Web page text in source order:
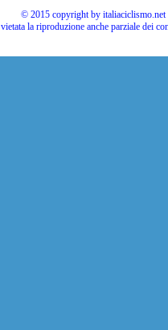
© 2015 copyright by
vietata la riproduzione anche parziale dei